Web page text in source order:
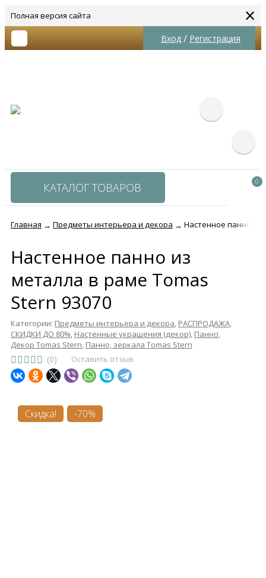
Полная версия сайта ×
Вход / Регистрация
КАТАЛОГ ТОВАРОВ 0
Главная → Предметы интерьера и декора → Настенное панно из
Настенное панно из
металла в раме Tomas
Stern 93070
Категории: Предметы интерьера и декора, РАСПРОДАЖА,
СКИДКИ ДО 80%, Настенные украшения (декор), Панно,
Декор Tomas Stern, Панно, зеркала Tomas Stern
(0) Оставить отзыв
Скидка! -70%